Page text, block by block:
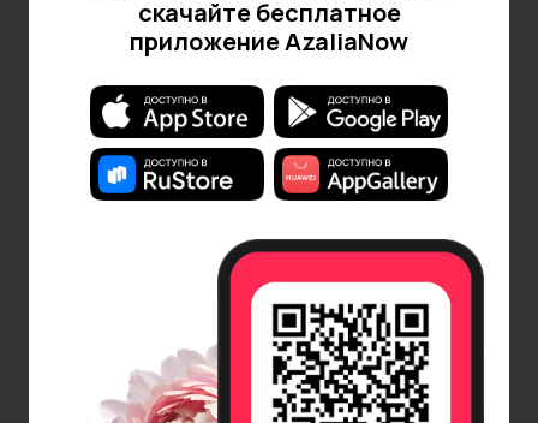
скачайте бесплатное
приложение AzaliaNow